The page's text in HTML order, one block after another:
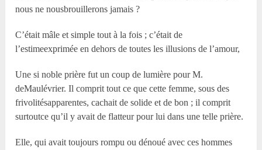
nous ne nousbrouillerons jamais ?
C’était mâle et simple tout à la fois ; c’était de
l’estimeexprimée en dehors de toutes les illusions de l’amour,
Une si noble prière fut un coup de lumière pour M.
deMaulévrier. Il comprit tout ce que cette femme, sous des
frivolitésapparentes, cachait de solide et de bon ; il comprit
surtoutce qu’il y avait de flatteur pour lui dans une telle prière.
Elle, qui avait toujours rompu ou dénoué avec ces hommes